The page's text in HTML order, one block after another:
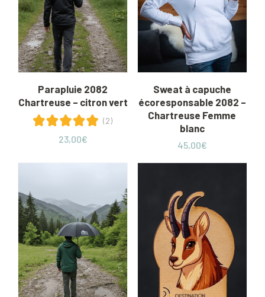
Parapluie 2082
Chartreuse – citron vert
(2)
23,00€
Sweat à capuche
écoresponsable 2082 –
Chartreuse Femme
blanc
45,00€